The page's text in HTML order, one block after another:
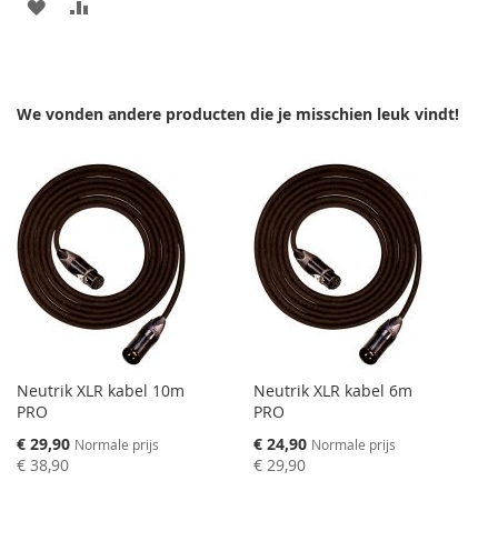
AAN
TE
VERGELIJKEN
We vonden andere producten die je misschien leuk vindt!
Neutrik XLR kabel 10m
PRO
Speciale
prijs
€ 29,90 Normale prijs
€ 38,90
Neutrik XLR kabel 6m
PRO
Speciale
prijs
€ 24,90 Normale prijs
€ 29,90